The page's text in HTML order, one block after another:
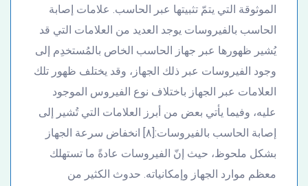
الموثوقة التي يتمّ تثبيتها عبر الحاسب. علامات إصابة
الحاسب بالفيروسات يوجد العديد من العلامات التي قد
يُشير ظهورها عبر جهاز الحاسب الخاص بالمُستخدِم إلى
وجود الفيروسات عبر ذلك الجهاز، وقد يختلف ظهور تلك
العلامات عبر الجهاز باختلاف نوع الفيروس الموجود
عليه، وفيما يأتي بعض من أبرز العلامات التي تُشير إلى
إصابة الحاسب بالفيروسات:[٨] انخفاض سرعة الجهاز
بشكل ملحوظ، حيث إنّ الفيروسات عادةً ما تستهلك
معظم موارد الجهاز وإمكانياته. حدوث الكثير من